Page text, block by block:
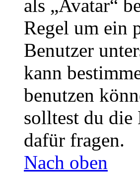
als „Avatar“
Regel um ein
Benutzer
kann
benutzen
solltest du
dafür fragen.
Nach oben